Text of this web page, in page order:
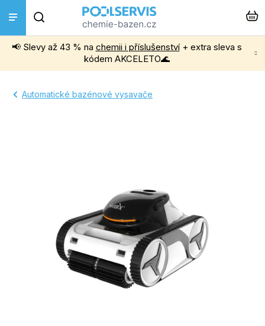
obsah
📢 Slevy až 43 % na chemii i příslušenství+ extra sleva s
kódem AKCELETO🌊
Bazénová chemie
Instalace a montáž
Vířivky a Sauny
Automatické bazénové vysavače